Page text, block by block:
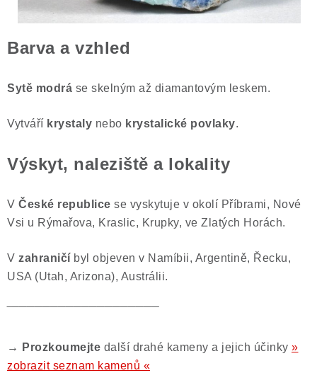
Barva a vzhled
Sytě modrá se skelným až diamantovým leskem.
Vytváří krystaly nebo krystalické povlaky.
Výskyt, naleziště a lokality
V České republice se vyskytuje v okolí Příbrami, Nové
Vsi u Rýmařova, Kraslic, Krupky, ve Zlatých Horách.
V zahraničí byl objeven v Namíbii, Argentině, Řecku,
USA (Utah, Arizona), Austrálii.
→ Prozkoumejte další drahé kameny a jejich účinky »
zobrazit seznam kamenů «